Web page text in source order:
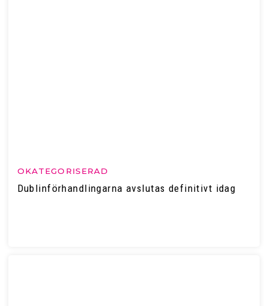
OKATEGORISERAD
Dublinförhandlingarna avslutas definitivt idag